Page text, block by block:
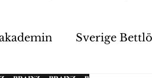
Sverige